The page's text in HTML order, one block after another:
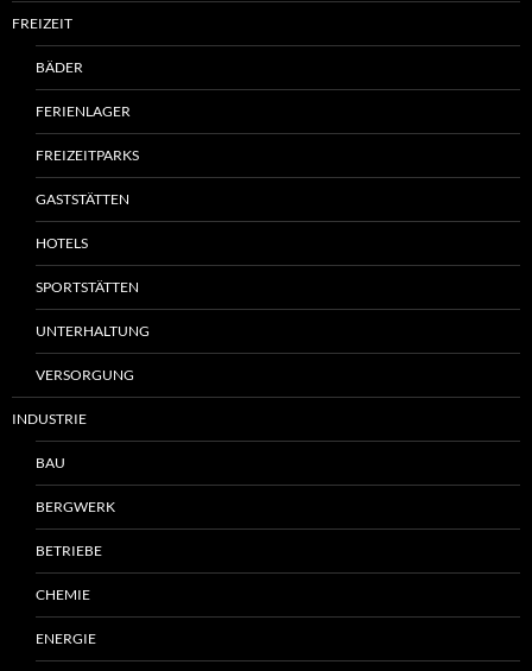
FREIZEIT
BÄDER
FERIENLAGER
FREIZEITPARKS
GASTSTÄTTEN
HOTELS
SPORTSTÄTTEN
UNTERHALTUNG
VERSORGUNG
INDUSTRIE
BAU
BERGWERK
BETRIEBE
CHEMIE
ENERGIE